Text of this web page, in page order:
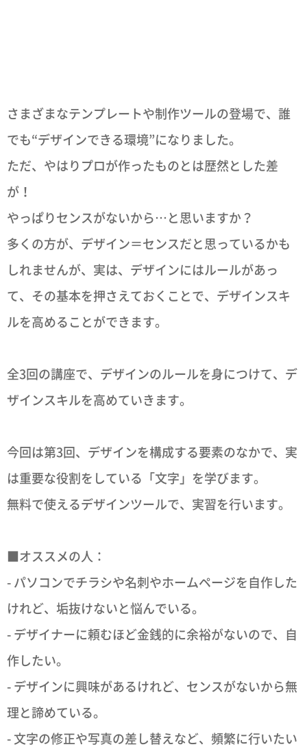
さまざまなテンプレートや制作ツールの登場で、誰
でも“デザインできる環境”になりました。
ただ、やはりプロが作ったものとは歴然とした差
が！
やっぱりセンスがないから…と思いますか？
多くの方が、デザイン＝センスだと思っているかも
しれませんが、実は、デザインにはルールがあっ
て、その基本を押さえておくことで、デザインスキ
ルを高めることができます。
全3回の講座で、デザインのルールを身につけて、デ
ザインスキルを高めていきます。
今回は第3回、デザインを構成する要素のなかで、実
は重要な役割をしている「文字」を学びます。
無料で使えるデザインツールで、実習を行います。
■オススメの人：
- パソコンでチラシや名刺やホームページを自作した
けれど、垢抜けないと悩んでいる。
- デザイナーに頼むほど金銭的に余裕がないので、自
作したい。
- デザインに興味があるけれど、センスがないから無
理と諦めている。
- 文字の修正や写真の差し替えなど、頻繁に行いたい